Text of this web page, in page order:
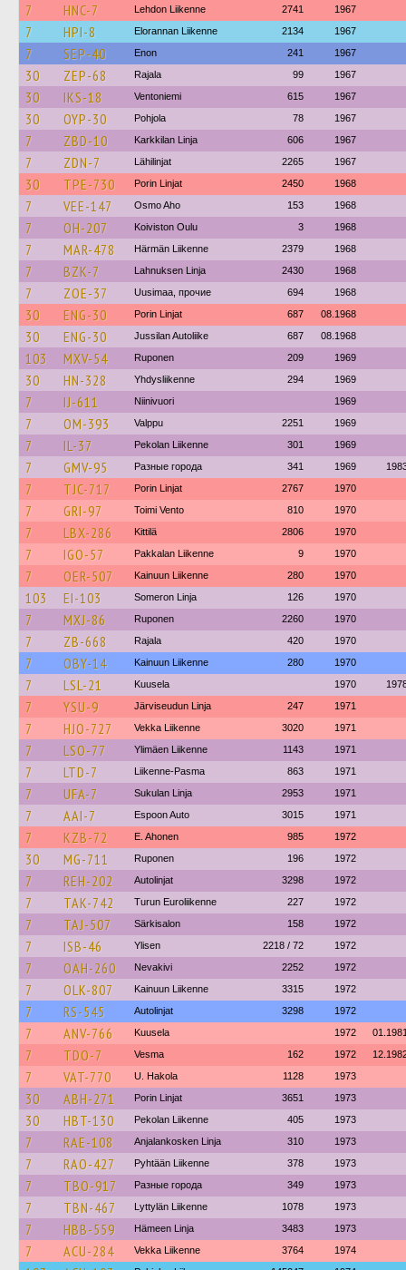
7 HNC-7 Lehdon Liikenne 2741 1967
7 HPI-8 Elorannan Liikenne 2134 1967
7 SEP-40 Enon 241 1967
30 ZEP-68 Rajala 99 1967
30 IKS-18 Ventoniemi 615 1967
30 OYP-30 Pohjola 78 1967
7 ZBD-10 Karkkilan Linja 606 1967
7 ZDN-7 Lähilinjat 2265 1967
30 TPE-730 Porin Linjat 2450 1968
7 VEE-147 Osmo Aho 153 1968
7 OH-207 Koiviston Oulu 3 1968
7 MAR-478 Härmän Liikenne 2379 1968
7 BZK-7 Lahnuksen Linja 2430 1968
7 ZOE-37 Uusimaa, прочие 694 1968
30 ENG-30 Porin Linjat 687 08.1968
30 ENG-30 Jussilan Autoliike 687 08.1968
103 MXV-54 Ruponen 209 1969
30 HN-328 Yhdysliikenne 294 1969
7 IJ-611 Niinivuori 1969
7 OM-393 Valppu 2251 1969
7 IL-37 Pekolan Liikenne 301 1969
7 GMV-95 Разные города 341 1969
7 TJC-717 Porin Linjat 2767 1970
7 GRI-97 Toimi Vento 810 1970
7 LBX-286 Kittilä 2806 1970
7 IGO-57 Pakkalan Liikenne 9 1970
7 OER-507 Kainuun Liikenne 280 1970
103 EI-103 Someron Linja 126 1970
7 MXJ-86 Ruponen 2260 1970
7 ZB-668 Rajala 420 1970
7 OBY-14 Kainuun Liikenne 280 1970
7 LSL-21 Kuusela 1970
7 YSU-9 Järviseudun Linja 247 1971
7 HJO-727 Vekka Liikenne 3020 1971
7 LSO-77 Ylimäen Liikenne 1143 1971
7 LTD-7 Liikenne-Pasma 863 1971
7 UFA-7 Sukulan Linja 2953 1971
7 AAI-7 Espoon Auto 3015 1971
7 KZB-72 E. Ahonen 985 1972
30 MG-711 Ruponen 196 1972
7 REH-202 Autolinjat 3298 1972
7 TAK-742 Turun Euroliikenne 227 1972
7 TAJ-507 Särkisalon 158 1972
7 ISB-46 Ylisen 2218 / 72 1972
7 OAH-260 Nevakivi 2252 1972
7 OLK-807 Kainuun Liikenne 3315 1972
7 RS-545 Autolinjat 3298 1972
7 ANV-766 Kuusela 1972
7 TDO-7 Vesma 162 1972
7 VAT-770 U. Hakola 1128 1973
30 ABH-271 Porin Linjat 3651 1973
30 HBT-130 Pekolan Liikenne 405 1973
7 RAE-108 Anjalankosken Linja 310 1973
7 RAO-427 Pyhtään Liikenne 378 1973
7 TBO-917 Разные города 349 1973
7 TBN-467 Lyttylän Liikenne 1078 1973
7 HBB-559 Hämeen Linja 3483 1973
7 ACU-284 Vekka Liikenne 3764 1974